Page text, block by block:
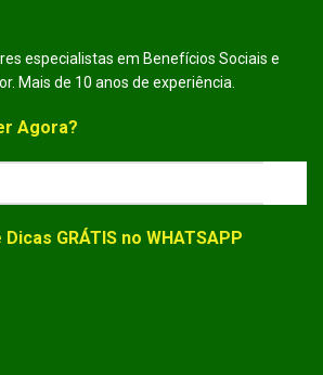
especialistas em Benefícios Sociais e
Mais de 10 anos de experiência.
Agora?
GRÁTIS no WHATSAPP